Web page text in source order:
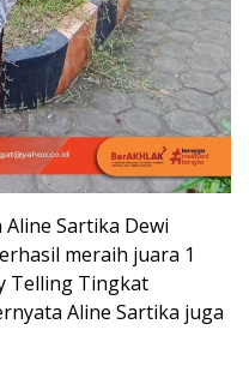
Sartika Dewi
meraih juara 1
Telling Tingkat
Aline Sartika juga